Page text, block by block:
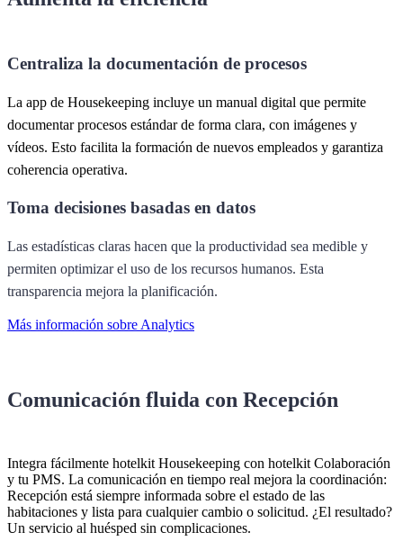
Centraliza la documentación de procesos
La app de Housekeeping incluye un manual digital que permite
documentar procesos estándar de forma clara, con imágenes y
vídeos. Esto facilita la formación de nuevos empleados y garantiza
coherencia operativa.
Toma decisiones basadas en datos
Las estadísticas claras hacen que la productividad sea medible y
permiten optimizar el uso de los recursos humanos. Esta
transparencia mejora la planificación.
Más información sobre Analytics
Comunicación fluida con Recepción
Integra fácilmente hotelkit Housekeeping con hotelkit Colaboración
y tu PMS. La comunicación en tiempo real mejora la coordinación:
Recepción está siempre informada sobre el estado de las
habitaciones y lista para cualquier cambio o solicitud. ¿El resultado?
Un servicio al huésped sin complicaciones.